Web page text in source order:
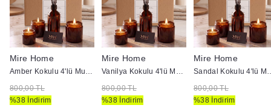
Mire Home
Amber Kokulu 4'lü Mum ve Ortam Kokusu Seti 100 ml
800,00 TL
%38 İndirim
Mire Home
Vanilya Kokulu 4'lü Mum ve Ortam Kokusu Seti 100 ml
800,00 TL
%38 İndirim
Mire Home
Sandal Kokulu 4'lü
800,00 TL
%38 İndirim